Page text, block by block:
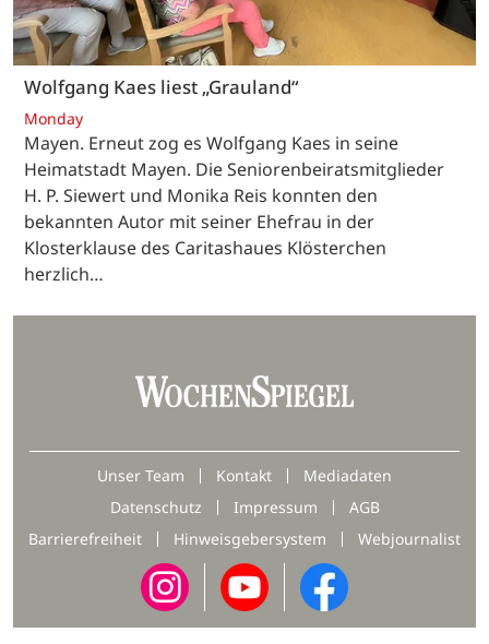
Wolfgang Kaes liest „Grauland“
Monday
Mayen. Erneut zog es Wolfgang Kaes in seine
Heimatstadt Mayen. Die Seniorenbeiratsmitglieder
H. P. Siewert und Monika Reis konnten den
bekannten Autor mit seiner Ehefrau in der
Klosterklause des Caritashaues Klösterchen
herzlich…
Unser Team Kontakt
Mediadaten
Datenschutz
Impressum
AGB
Barrierefreiheit
Hinweisgebersystem Webjournalist